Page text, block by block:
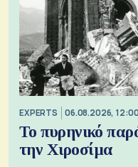
EXPERTS 06.08.2026, 12:00
Το πυρηνικό
την Χιροσίμα